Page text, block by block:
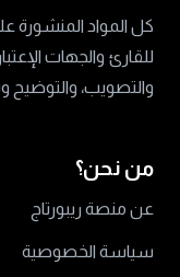
كل المواد المنشورة
للقارئ والجهات
والتصويب، والتوضيح
من نحن؟
عن منصة ريبورتاج
سياسة الخصوصية